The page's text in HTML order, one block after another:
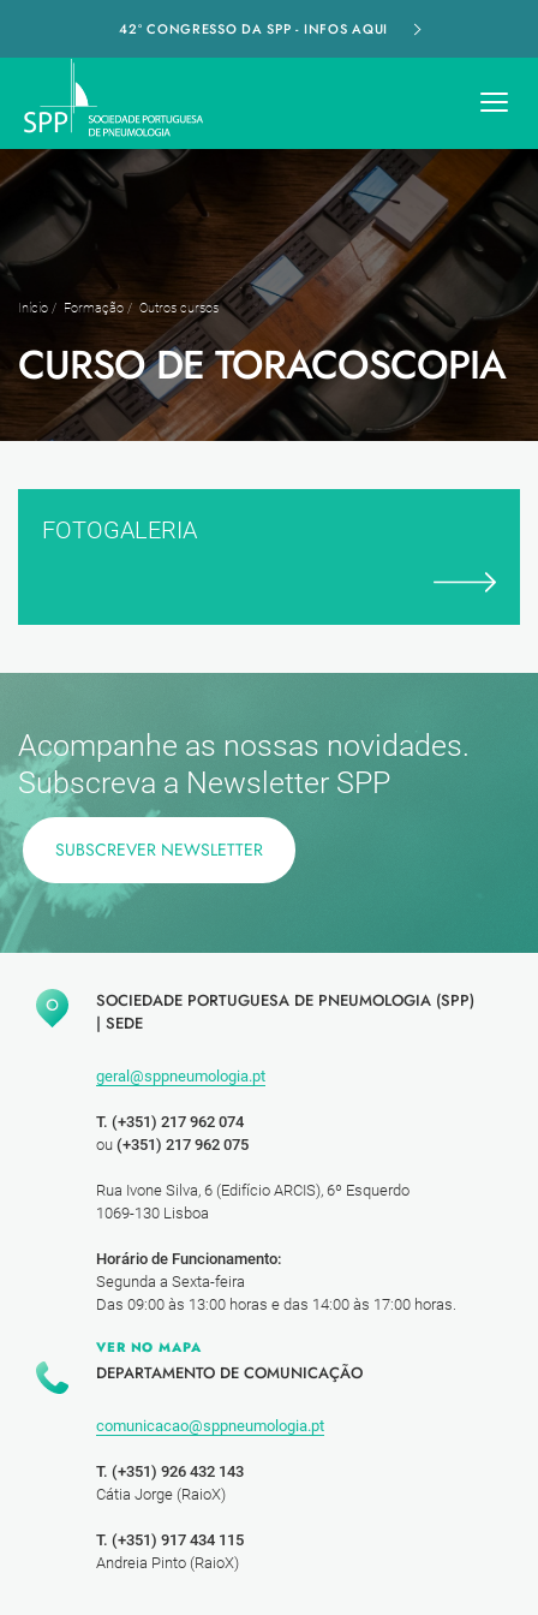
42º CONGRESSO DA SPP - INFOS AQUI
Início / Formação / Outros cursos
CURSO DE TORACOSCOPIA
FOTOGALERIA
Acompanhe as nossas novidades.
Subscreva a Newsletter SPP
SUBSCREVER NEWSLETTER
SOCIEDADE PORTUGUESA DE PNEUMOLOGIA (SPP)
| SEDE
geral@sppneumologia.pt
T. (+351) 217 962 074
ou (+351) 217 962 075
Rua Ivone Silva, 6 (Edifício ARCIS), 6º Esquerdo
1069-130 Lisboa
Horário de Funcionamento:
Segunda a Sexta-feira
Das 09:00 às 13:00 horas e das 14:00 às 17:00 horas.
VER NO MAPA
DEPARTAMENTO DE COMUNICAÇÃO
comunicacao@sppneumologia.pt
T. (+351) 926 432 143
Cátia Jorge (RaioX)
T. (+351) 917 434 115
Andreia Pinto (RaioX)